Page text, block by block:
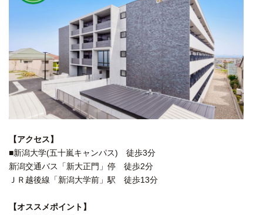
【アクセス】
■新潟大学(五十嵐キャンパス) 徒歩3分
新潟交通バス「新大正門」停 徒歩2分
ＪＲ越後線「新潟大学前」駅 徒歩13分
【オススメポイント】